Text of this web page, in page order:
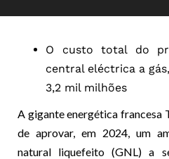
O custo total do
central eléctrica a
3,2 mil milhões
A gigante energética francesa
de aprovar, em 2024, um
natural liquefeito (GNL) a